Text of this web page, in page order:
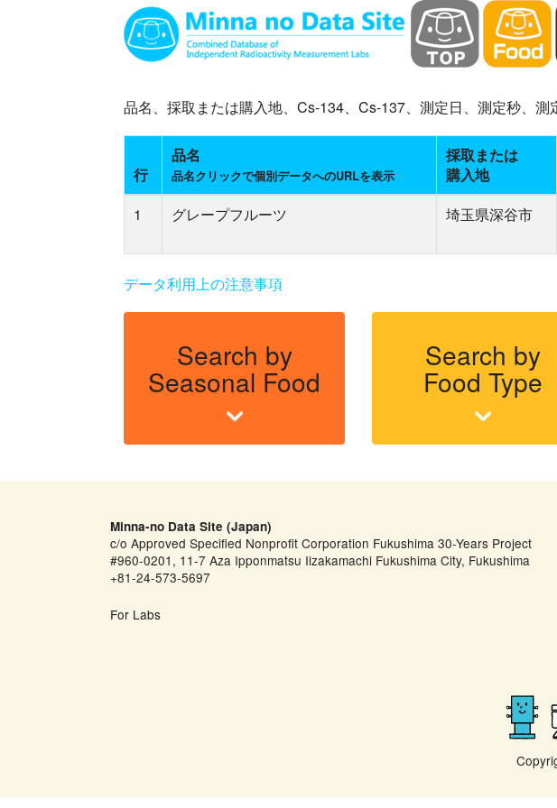
品名、採取または購入地、Cs-134、Cs-137、測定日、測定秒、
行
品名
品名クリックで個別データへのURLを表示
採取または
購入地
1
グレープフルーツ 埼玉県深谷市
データ利用上の注意事項
Search by
Seasonal Food
Search by
Food Type
Minna-no Data Site (Japan)
c/o Approved Specified Nonprofit Corporation Fukushima 30-Years Project
#960-0201, 11-7 Aza Ipponmatsu Iizakamachi Fukushima City, Fukushima
+81-24-573-5697
For Labs